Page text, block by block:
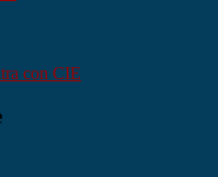
con CIE